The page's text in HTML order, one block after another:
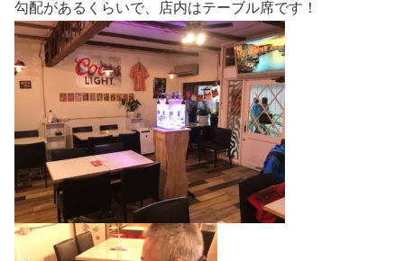
勾配があるくらいで、店内はテーブル席です！